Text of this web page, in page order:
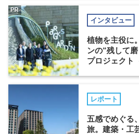
インタビュー
植物を主役に
ンの“残して
プロジェクト
PR
レポート
五感でめぐる
旅。建築・工